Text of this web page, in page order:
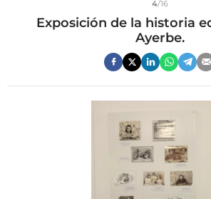
4/16
Exposición de la historia
Ayerbe.